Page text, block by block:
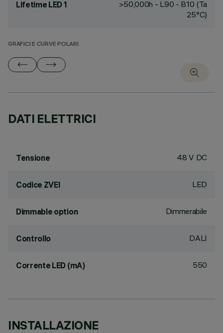
Lifetime LED 1
>50,000h - L90 - B10 (Ta
25°C)
GRAFICI E CURVE POLARI
DATI ELETTRICI
Tensione 48 V DC
Codice ZVEI LED
Dimmable option Dimmerabile
Controllo DALI
Corrente LED (mA) 550
INSTALLAZIONE